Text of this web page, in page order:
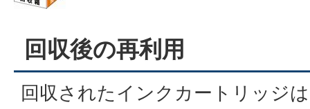
回収後の再利用
回収されたインクカートリッジ